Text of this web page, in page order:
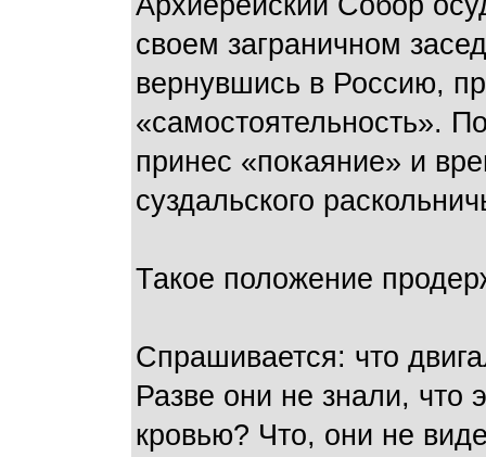
своем заграничном
вернувшись в Россию,
«самостоятельность».
принес «покаяние» и
суздальского
Такое положение
Спрашивается: что
Разве они не знали, что
кровью? Что, они не